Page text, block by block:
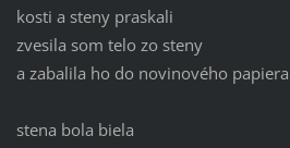
kosti a steny praskali
zvesila som telo zo steny
a zabalila ho do novinového papiera
stena bola biela